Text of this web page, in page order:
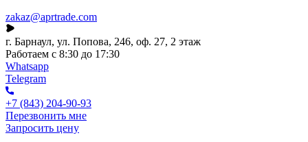
zakaz@aprtrade.com
г. Барнаул, ул. Попова, 246, оф. 27, 2 этаж
Работаем с 8:30 до 17:30
Whatsapp
Telegram
+7 (843) 204-90-93
Перезвонить мне
Запросить цену